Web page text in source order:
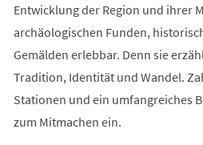
Entwicklung der Region und ihrer
archäologischen Funden,
Gemälden erlebbar. Denn sie
Tradition, Identität und Wandel.
Stationen und ein umfangreiches
zum Mitmachen ein.